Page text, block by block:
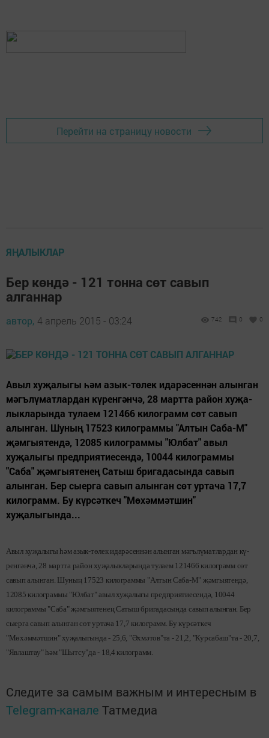
Перейти на страницу новости
ЯҢАЛЫКЛАР
Бер көндә - 121 тонна сөт савып
алганнар
автор, 4 апрель 2015 - 03:24 742 0 0
Авыл хуҗалыгы һәм азык-төлек ида­рәсеннән алынган
мәгълүматлардан кү­­ренгәнчә, 28 мартта район хуҗа­
лыкларында тулаем 121466 килограмм сөт савып
алынган. Шуның 17523 килограммы "Алтын Саба-М"
җәмгыятендә, 12085 килограммы "Юлбат" авыл
хуҗалыгы предприятиесендә, 10044 килограммы
"Саба" җәмгыятенең Сатыш бригадасында савып
алынган. Бер сыерга савып алынган сөт уртача 17,7
килограмм. Бу күрсәткеч "Мөхәммәтшин"
хуҗалыгында...
Авыл хуҗалыгы һәм азык-төлек ида­рәсеннән алынган мәгълүматлардан кү­­
ренгәнчә, 28 мартта район хуҗа­лыкларында тулаем 121466 килограмм сөт
савып алынган. Шуның 17523 килограммы "Алтын Саба-М" җәмгыятендә,
12085 килограммы "Юлбат" авыл хуҗалыгы предприятиесендә, 10044
килограммы "Саба" җәмгыятенең Сатыш бригадасында савып алынган. Бер
сыерга савып алынган сөт уртача 17,7 килограмм. Бу күрсәткеч
"Мөхәммәтшин" хуҗалыгында - 25,6, "Әхмәтов"та - 21,2, "Курсабаш"та - 20,7,
"Явлаштау" һәм "Шытсу"да - 18,4 килограмм.
Следите за самым важным и интересным в
Telegram-канале Татмедиа